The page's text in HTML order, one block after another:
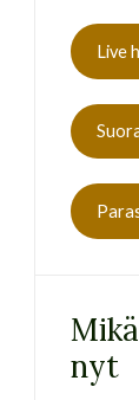
Live
nyt